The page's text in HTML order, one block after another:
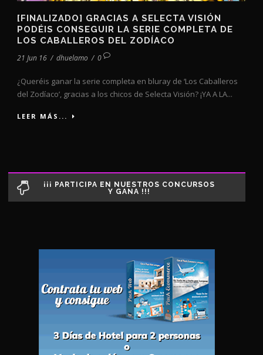
[FINALIZADO] GRACIAS A SELECTA VISIÓN
PODÉIS CONSEGUIR LA SERIE COMPLETA DE
LOS CABALLEROS DEL ZODÍACO
21 Jun 16 / dhuelamo / 0
¿Queréis ganar la serie completa en bluray de ‘Los Caballeros
del Zodíaco’, gracias a los chicos de Selecta Visión? ¡YA A LA...
LEER MÁS...
¡¡¡ PARTICIPA EN NUESTROS CONCURSOS
Y GANA !!!